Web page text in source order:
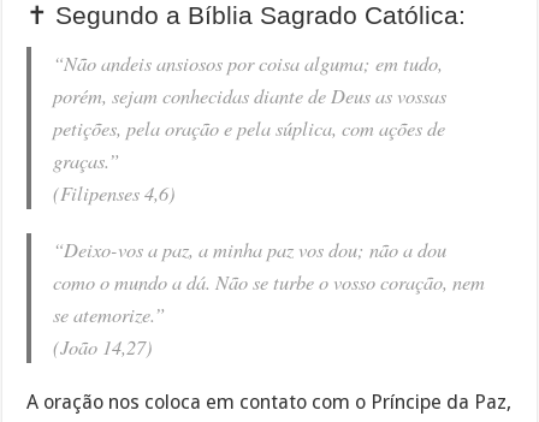
✝️ Segundo a Bíblia Sagrado Católica:
“Não andeis ansiosos por coisa alguma; em tudo,
porém, sejam conhecidas diante de Deus as vossas
petições, pela oração e pela súplica, com ações de
graças.”
(Filipenses 4,6)
“Deixo-vos a paz, a minha paz vos dou; não a dou
como o mundo a dá. Não se turbe o vosso coração, nem
se atemorize.”
(João 14,27)
A oração nos coloca em contato com o Príncipe da Paz,